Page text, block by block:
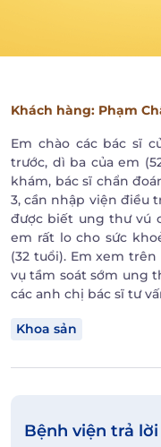
Khách hàng: Phạm
Em chào các bác sĩ
trước, dì ba của em
khám, bác sĩ chẩn
3, cần nhập viện điều
được biết ung thư vú
em rất lo cho sức
(32 tuổi). Em xem
vụ tầm soát sớm ung
các anh chị bác sĩ tư
Khoa sản
Bệnh viện trả lời